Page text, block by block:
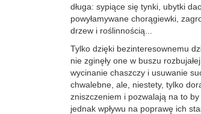
długa: sypiące się tynki, ubytki
powyłamywane chorągiewki,
drzew i roślinnością...
Tylko dzięki bezinteresownemu
nie zginęły one w buszu
wycinanie chaszczy i usuwanie
chwalebne, ale, niestety, tylko
zniszczeniem i pozwalają na to
jednak wpływu na poprawę ich